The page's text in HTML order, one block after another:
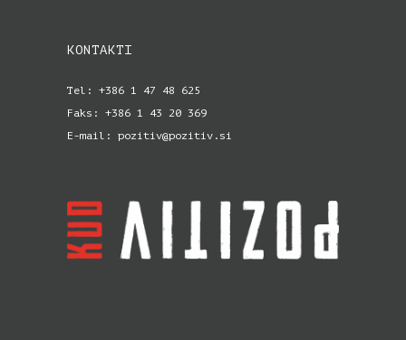
KONTAKTI
Tel: +386 1 47 48 625
Faks: +386 1 43 20 369
E-mail: pozitiv@pozitiv.si